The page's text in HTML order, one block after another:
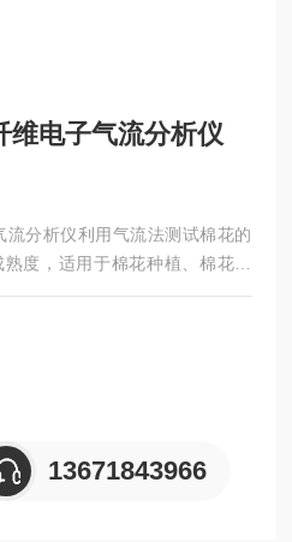
维电子气流分析仪
分析仪利用气流法测试棉花的
度，适用于棉花种植、棉花收
13671843966